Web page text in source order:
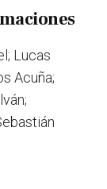
Lucas
Acuña;